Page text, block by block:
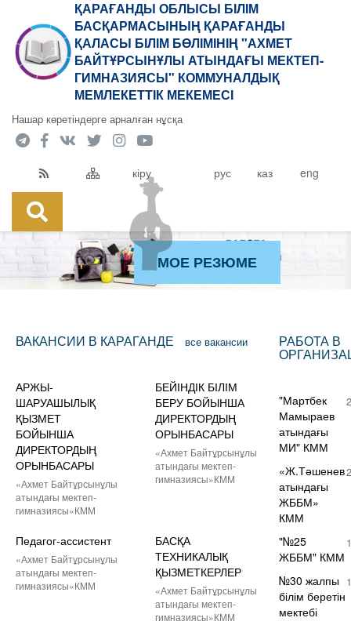
ҚАРАҒАНДЫ ОБЛЫСЫ БІЛІМ
БАСҚАРМАСЫНЫҢ ҚАРАҒАНДЫ
ҚАЛАСЫ БІЛІМ БӨЛІМІНІҢ "АХМЕТ
БАЙТҰРСЫНҰЛЫ АТЫНДАҒЫ МЕКТЕП-
ГИМНАЗИЯСЫ" КОММУНАЛДЫҚ
МЕМЛЕКЕТТІК МЕКЕМЕСІ
Нашар көретіндерге арналған нұсқа
кіру рус каз eng
МОЕ РЕЗЮМЕ
ВАКАНСИИ В КАРАГАНДЕ все вакансии
АРЖЫ-
ШАРУАШЫЛЫҚ
ҚЫЗМЕТ
БОЙЫНША
ДИРЕКТОРДЫҢ
ОРЫНБАСАРЫ
«Ахмет Байтұрсынұлы
атындағы мектеп-
гимназиясы»КММ
БЕЙІНДІК БІЛІМ
БЕРУ БОЙЫНША
ДИРЕКТОРДЫҢ
ОРЫНБАСАРЫ
«Ахмет Байтұрсынұлы
атындағы мектеп-
гимназиясы»КММ
Педагог-ассистент
«Ахмет Байтұрсынұлы
атындағы мектеп-
гимназиясы»КММ
БАСҚА
ТЕХНИКАЛЫҚ
ҚЫЗМЕТКЕРЛЕР
«Ахмет Байтұрсынұлы
атындағы мектеп-
гимназиясы»КММ
РАБОТА В
"Мартбек
Мамыраев
атындағы
МИ" КММ
«Ж.Тәшенев
атындағы
ЖББМ»
КММ
"№25
ЖББМ" КММ
№30 жалпы
білім беретін
мектебі